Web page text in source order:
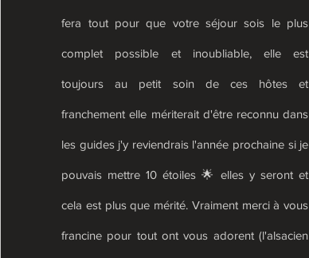
fera tout pour que votre séjour sois le plus
complet possible et inoubliable, elle est
toujours au petit soin de ces hôtes et
franchement elle mériterait d'être reconnu dans
les guides j'y reviendrais l'année prochaine si je
pouvais mettre 10 étoiles 🌟 elles y seront et
cela est plus que mérité. Vraiment merci à vous
francine pour tout ont vous adorent (l'alsacien